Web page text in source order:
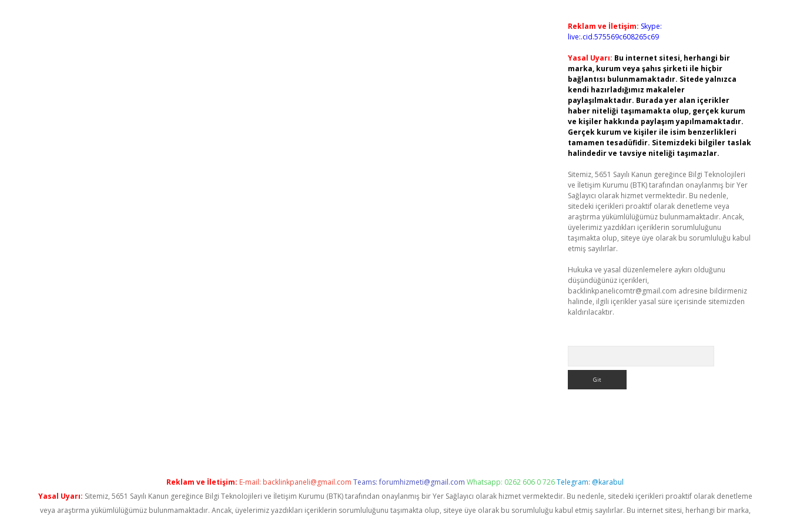
Reklam ve İletişim: Skype:
live:.cid.575569c608265c69
Yasal Uyarı: Bu internet sitesi, herhangi bir
marka, kurum veya şahıs şirketi ile hiçbir
bağlantısı bulunmamaktadır. Sitede yalnızca
kendi hazırladığımız makaleler
paylaşılmaktadır. Burada yer alan içerikler
haber niteliği taşımamakta olup, gerçek kurum
ve kişiler hakkında paylaşım yapılmamaktadır.
Gerçek kurum ve kişiler ile isim benzerlikleri
tamamen tesadüfidir. Sitemizdeki bilgiler taslak
halindedir ve tavsiye niteliği taşımazlar.
Sitemiz, 5651 Sayılı Kanun gereğince Bilgi Teknolojileri
ve İletişim Kurumu (BTK) tarafından onaylanmış bir Yer
Sağlayıcı olarak hizmet vermektedir. Bu nedenle,
sitedeki içerikleri proaktif olarak denetleme veya
araştırma yükümlülüğümüz bulunmamaktadır. Ancak,
üyelerimiz yazdıkları içeriklerin sorumluluğunu
taşımakta olup, siteye üye olarak bu sorumluluğu kabul
etmiş sayılırlar.
Hukuka ve yasal düzenlemelere aykırı olduğunu
düşündüğünüz içerikleri,
backlinkpanelicomtr@gmail.com adresine bildirmeniz
halinde, ilgili içerikler yasal süre içerisinde sitemizden
kaldırılacaktır.
Reklam ve İletişim: E-mail: backlinkpaneli@gmail.com Teams:forumhizmeti@gmail.com Whatsapp: 0262 606 0 726Telegram: @karabul
Yasal Uyarı: Sitemiz, 5651 Sayılı Kanun gereğince Bilgi Teknolojileri ve İletişim Kurumu (BTK) tarafından onaylanmış bir Yer Sağlayıcı olarak hizmet vermektedir. Bu nedenle, sitedeki içerikleri proaktif olarak denetleme
veya araştırma yükümlülüğümüz bulunmamaktadır. Ancak, üyelerimiz yazdıkları içeriklerin sorumluluğunu taşımakta olup, siteye üye olarak bu sorumluluğu kabul etmiş sayılırlar. Bu internet sitesi, herhangi bir marka,